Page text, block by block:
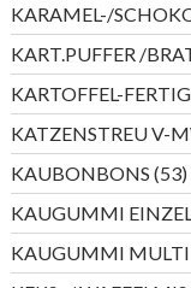
KARAMEL-/
KART.PUFFER /
KARTOFFEL-
KATZENSTREU V-
KAUBONBONS 5353
KAUGUMMI
KAUGUMMI MULTI